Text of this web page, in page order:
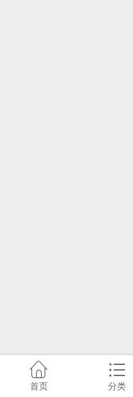
首页 分类